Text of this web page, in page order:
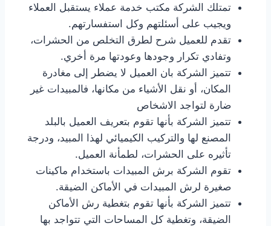
تمتلك الشركة مكتب خدمة عملاء يستقبل العملاء
ويجيب على أسئلتهم وكل استفسارتهم.
تقدم للعميل شرح لطرق التخلص من الحشرات،
وتفادي تكرار وجودها وعودتها مرة أخري.
تتميز الشركة بان العميل لا يضطر إلى مغادرة
المكان، أو نقل الأشياء من مكانها، فالمبيدات غير
ضارة لتواجد الاشخاص
تتميز الشركة بأنها تقوم بتعريف العميل بالبلد
المصنع لها والتركيب الكيميائي لهذا المبيد، ودرجة
تأثيره على الحشرات، لطمأنة العميل.
تقوم الشركة برش المبيدات باستخدام ماكينات
صغيرة لرش المبيدات في الأماكن الضيقة.
تتميز الشركة بأنها تقوم بتغطية رش الأماكن
الضيقة، وتغطية كل المساحات التي تتواجد بها